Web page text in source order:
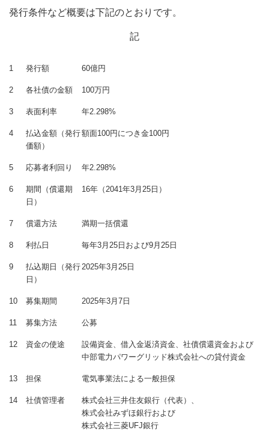
発行条件など概要は下記のとおりです。
記
1 発行額 60億円
2 各社債の金額 100万円
3 表面利率 年2.298%
4
払込金額（発行
価額）
額面100円につき金100円
5 応募者利回り 年2.298%
6
期間（償還期
日）
16年（2041年3月25日）
7 償還方法 満期一括償還
8 利払日 毎年3月25日および9月25日
9
払込期日（発行
日）
2025年3月25日
10 募集期間 2025年3月7日
11 募集方法 公募
12 資金の使途
設備資金、借入金返済資金、社債償還資金および
中部電力パワーグリッド株式会社への貸付資金
13 担保 電気事業法による一般担保
14 社債管理者
株式会社三井住友銀行（代表）、
株式会社みずほ銀行および
株式会社三菱UFJ銀行